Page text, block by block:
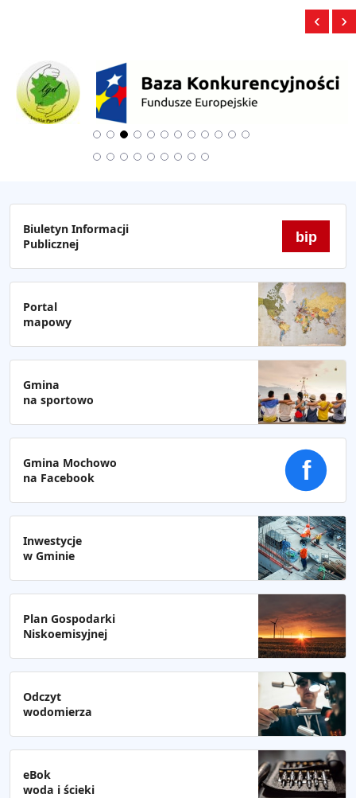
‹ ›
Biuletyn Informacji
Publicznej
bip
Portal
mapowy
Gmina
na sportowo
Gmina Mochowo
na Facebook
f
Inwestycje
w Gminie
Plan Gospodarki
Niskoemisyjnej
Odczyt
wodomierza
eBok
woda i ścieki